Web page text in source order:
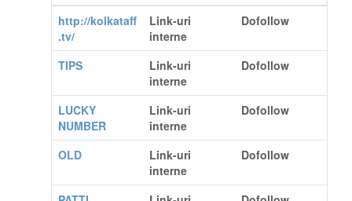
http://kolkataff
.tv/
Link-uri
interne
Dofollow
TIPS
Link-uri
interne
Dofollow
LUCKY
NUMBER
Link-uri
interne
Dofollow
OLD
Link-uri
interne
Dofollow